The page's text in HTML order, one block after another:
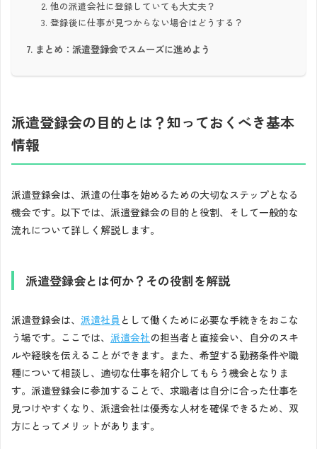
他の派遣会社に登録していても大丈夫？
登録後に仕事が見つからない場合はどうする？
まとめ：派遣登録会でスムーズに進めよう
派遣登録会の目的とは？知っておくべき基本
情報
派遣登録会は、派遣の仕事を始めるための大切なステップとなる
機会です。以下では、派遣登録会の目的と役割、そして一般的な
流れについて詳しく解説します。
派遣登録会とは何か？その役割を解説
派遣登録会は、 派遣社員 として働くために必要な手続きをおこな
う場です。ここでは、 派遣会社の担当者と直接会い、自分のスキ
ルや経験を伝えることができます。また、希望する勤務条件や職
種について相談し、適切な仕事を紹介してもらう機会となりま
す。派遣登録会に参加することで、求職者は自分に合った仕事を
見つけやすくなり、派遣会社は優秀な人材を確保できるため、双
方にとってメリットがあります。